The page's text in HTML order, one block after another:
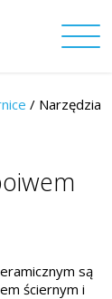
/ Narzędzia
są
ściernym i